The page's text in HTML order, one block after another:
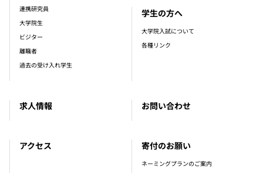
連携研究員
大学院生
ビジター
離職者
過去の受け入れ学生
求人情報
学生の方へ
大学院入試について
各種リンク
アクセス
お問い合わせ
寄付のお願い
ネーミングプランのご案内